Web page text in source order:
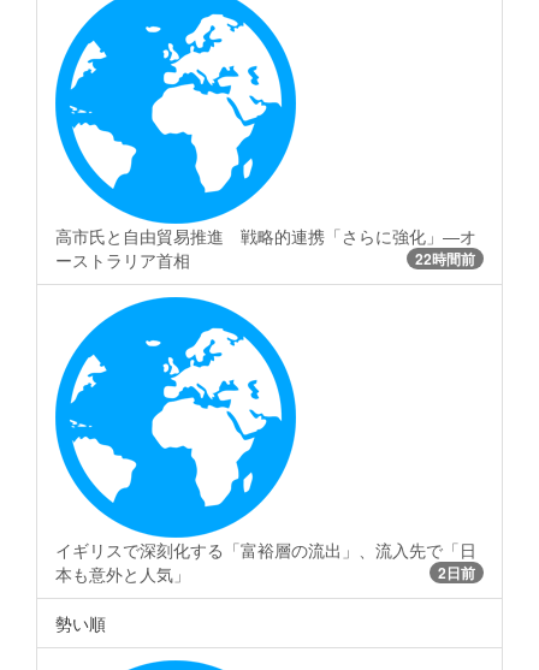
高市氏と自由貿易推進 戦略的連携「さらに強化」―オ
ーストラリア首相
22時間前
イギリスで深刻化する「富裕層の流出」、流入先で「日
本も意外と人気」
2日前
勢い順